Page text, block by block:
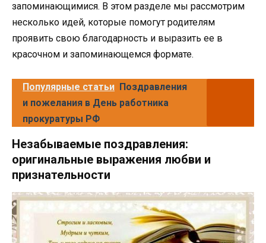
запоминающимися. В этом разделе мы рассмотрим
несколько идей, которые помогут родителям
проявить свою благодарность и выразить ее в
красочном и запоминающемся формате.
Популярные статьи Поздравления
и пожелания в День работника
прокуратуры РФ
Незабываемые поздравления:
оригинальные выражения любви и
признательности